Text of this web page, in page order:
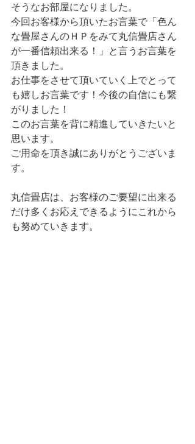
そうなお部屋になりました。
今回お客様から頂いたお言葉で「色ん
な畳屋さんのＨＰをみて丸信畳店さん
が一番信頼出来る！」と言うお言葉を
頂きました。
お仕事をさせて頂いていく上でとって
も嬉しお言葉です！今後の自信にも繋
がりました！
このお言葉を背に精進していきたいと
思います。
ご用命を頂き誠にありがとうございま
す。
丸信畳店は、お客様のご要望に出来る
だけ多くお応えできるようにこれから
も努めていきます。